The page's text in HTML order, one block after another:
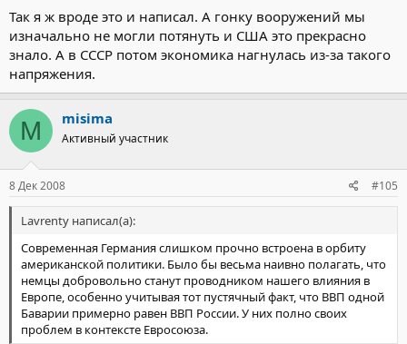
Так я ж вроде это и написал. А гонку вооружений мы
изначально не могли потянуть и США это прекрасно
знало. А в СССР потом экономика нагнулась из-за такого
напряжения.
M misima
Активный участник
8 Дек 2008 #105
Lavrenty написал(а):
Современная Германия слишком прочно встроена в орбиту
американской политики. Было бы весьма наивно полагать, что
немцы добровольно станут проводником нашего влияния в
Европе, особенно учитывая тот пустячный факт, что ВВП одной
Баварии примерно равен ВВП России. У них полно своих
проблем в контексте Евросоюза.